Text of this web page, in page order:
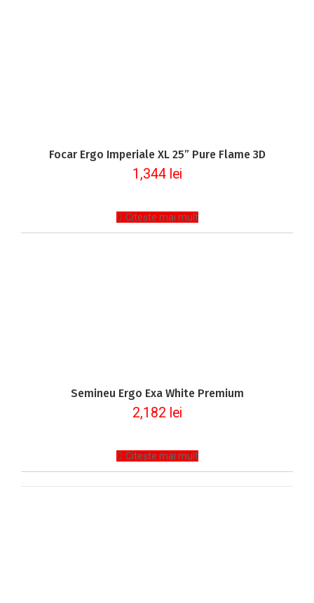
Focar Ergo Imperiale XL 25” Pure Flame 3D
1,344 lei
Citește mai mult
Semineu Ergo Exa White Premium
2,182 lei
Citește mai mult